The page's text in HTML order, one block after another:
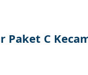
Paket C